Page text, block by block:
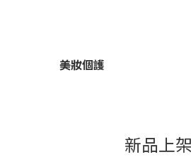
美妝個護
新品上架